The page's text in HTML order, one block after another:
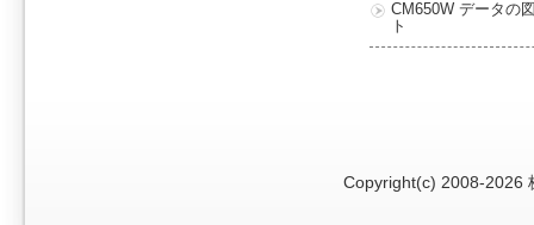
CM650W データの
ト
Copyright(c) 2008-2026